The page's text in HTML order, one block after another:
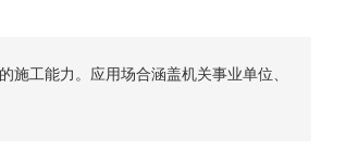
工能力。应用场合涵盖机关事业单位、